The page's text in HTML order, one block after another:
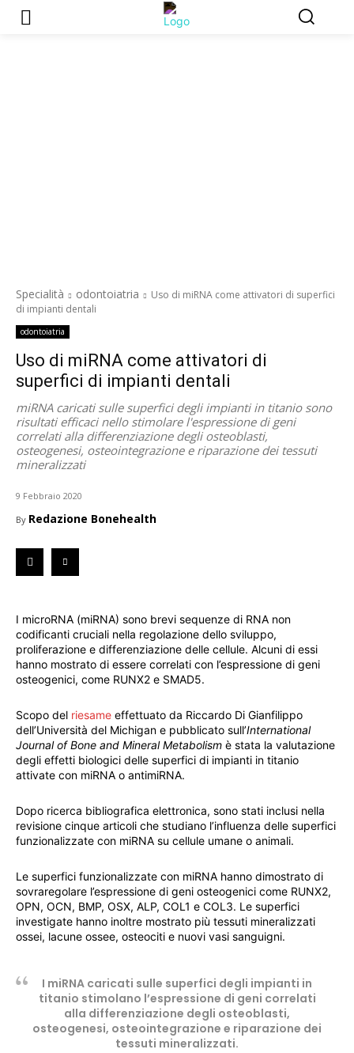
Specialità odontoiatria
Uso di miRNA come attivatori di superfici
di impianti dentali
odontoiatria
Uso di miRNA come attivatori di
superfici di impianti dentali
miRNA caricati sulle superfici degli impianti in titanio sono
risultati efficaci nello stimolare l'espressione di geni
correlati alla differenziazione degli osteoblasti,
osteogenesi, osteointegrazione e riparazione dei tessuti
mineralizzati
9 Febbraio 2020
By Redazione Bonehealth
I microRNA (miRNA) sono brevi sequenze di RNA non
codificanti cruciali nella regolazione dello sviluppo,
proliferazione e differenziazione delle cellule. Alcuni di essi
hanno mostrato di essere correlati con l’espressione di geni
osteogenici, come RUNX2 e SMAD5.
Scopo del riesame effettuato da Riccardo Di Gianfilippo
dell’Università del Michigan e pubblicato sull’International
Journal of Bone and Mineral Metabolism è stata la valutazione
degli effetti biologici delle superfici di impianti in titanio
attivate con miRNA o antimiRNA.
Dopo ricerca bibliografica elettronica, sono stati inclusi nella
revisione cinque articoli che studiano l’influenza delle superfici
funzionalizzate con miRNA su cellule umane o animali.
Le superfici funzionalizzate con miRNA hanno dimostrato di
sovraregolare l’espressione di geni osteogenici come RUNX2,
OPN, OCN, BMP, OSX, ALP, COL1 e COL3. Le superfici
investigate hanno inoltre mostrato più tessuti mineralizzati
ossei, lacune ossee, osteociti e nuovi vasi sanguigni.
I miRNA caricati sulle superfici degli impianti in
titanio stimolano l’espressione di geni correlati
alla differenziazione degli osteoblasti,
osteogenesi, osteointegrazione e riparazione dei
tessuti mineralizzati.